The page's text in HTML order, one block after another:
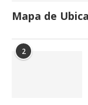
Mapa de
2